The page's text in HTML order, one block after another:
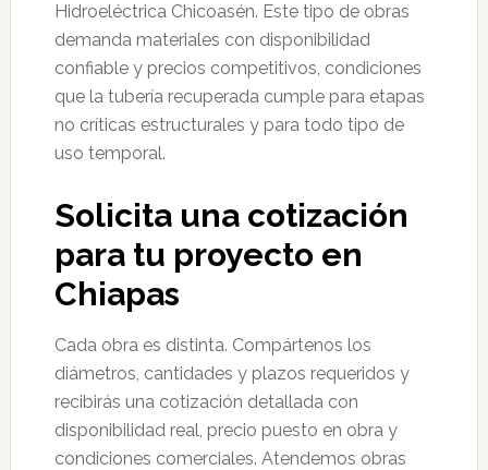
Hidroeléctrica Chicoasén. Este tipo de obras
demanda materiales con disponibilidad
confiable y precios competitivos, condiciones
que la tubería recuperada cumple para etapas
no críticas estructurales y para todo tipo de
uso temporal.
Solicita una cotización
para tu proyecto en
Chiapas
Cada obra es distinta. Compártenos los
diámetros, cantidades y plazos requeridos y
recibirás una cotización detallada con
disponibilidad real, precio puesto en obra y
condiciones comerciales. Atendemos obras